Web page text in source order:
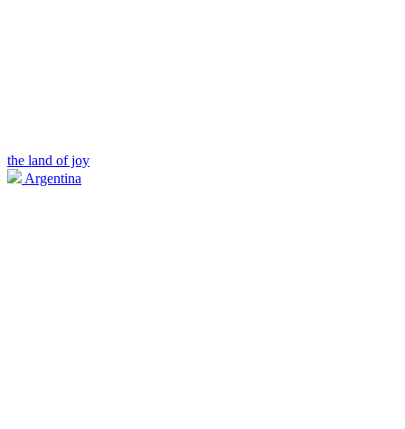
the land of joy
Argentina